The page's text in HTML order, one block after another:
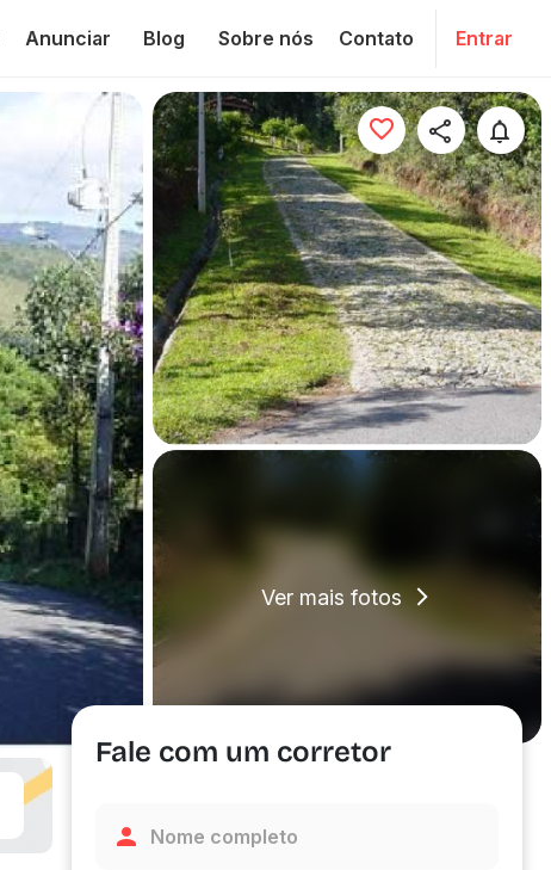
Anunciar Blog Sobre nós Contato Entrar
Ver mais fotos
Fale com um corretor